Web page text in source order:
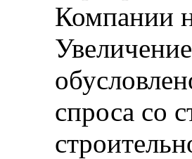
Компании
спроса со